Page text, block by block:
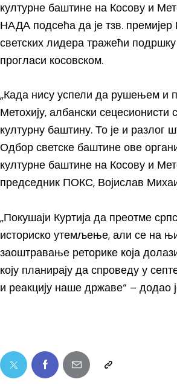
културне баштине на Косову и
НАДА подсећа да је тзв.
светских лидера тражећи
прогласи косовском.
„Када нису успели да рушењем и
Метохију, албански сецесионисти
културну баштину. То је и
Одбор светске баштине ове
културне баштине на Косову и
председник ПОКС, Војислав
„Покушаји Куртија да преотме
историско утемљење, али се на
заоштравање реторике која
коју планирају да спроведу у
и реакцију наше државе“ – додао